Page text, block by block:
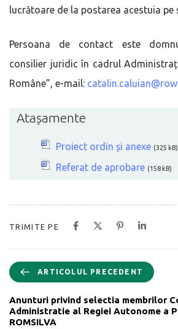
lucrătoare de la postarea acestuia pe
Persoana de contact este
consilier juridic în cadrul
Române”, e-mail:
Atașamente
Proiect ordin și anexe (325 kB)
Referat de aprobare (158 kB)
TRIMITE PE
ARTICOLUL PRECEDENT
Anunturi privind selectia membrilor
Administratie al Regiei Autonome a
ROMSILVA